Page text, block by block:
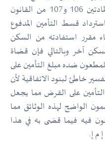
التأمين على القرض طبقا لنص المادتين 106 و107 من القانون
قسط التأمين المدفوع
مقرر استفادته من السكن
آخر وبالتالي فإن قضاة
ضده مبلغ التأمين على
خاطئ لبنود الاتفاقية لأن
على القرض مما يجعل
الواضح لهذه الوثائق مما
فيه فيما قضى به في هذا